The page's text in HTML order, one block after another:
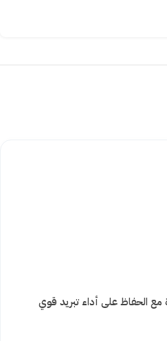
الحفاظ على أداء تبريد قوي